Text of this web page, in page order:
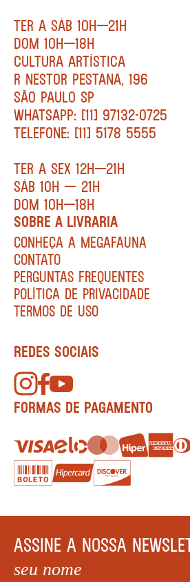
TER A SÁB 10H—21H
DOM 10H—18H
CULTURA ARTÍSTICA
R NESTOR PESTANA, 196
SÃO PAULO SP
WHATSAPP: [11] 97132-0725
TELEFONE: [11] 5178 5555
TER A SEX 12H—21H
SÁB 10H — 21H
DOM 10H—18H
SOBRE A LIVRARIA
CONHEÇA A MEGAFAUNA
CONTATO
PERGUNTAS FREQUENTES
POLÍTICA DE PRIVACIDADE
TERMOS DE USO
REDES SOCIAIS
FORMAS DE PAGAMENTO
ASSINE A NOSSA